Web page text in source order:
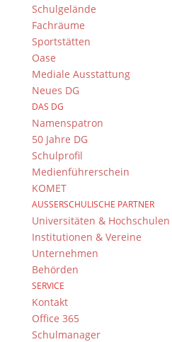
Schulgelände
Fachräume
Sportstätten
Oase
Mediale Ausstattung
Neues DG
DAS DG
Namenspatron
50 Jahre DG
Schulprofil
Medienführerschein
KOMET
AUSSERSCHULISCHE PARTNER
Universitäten & Hochschulen
Institutionen & Vereine
Unternehmen
Behörden
SERVICE
Kontakt
Office 365
Schulmanager